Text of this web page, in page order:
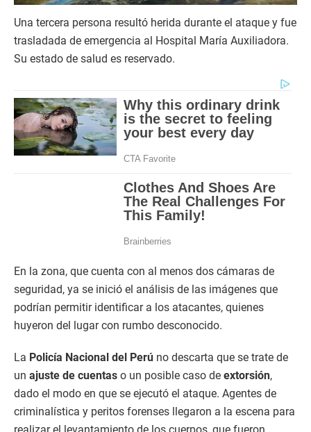
Una tercera persona resultó herida durante el ataque y fue
trasladada de emergencia al Hospital María Auxiliadora.
Su estado de salud es reservado.
En la zona, que cuenta con al menos dos cámaras de
seguridad, ya se inició el análisis de las imágenes que
podrían permitir identificar a los atacantes, quienes
huyeron del lugar con rumbo desconocido.
La Policía Nacional del Perú no descarta que se trate de
un ajuste de cuentas o un posible caso de extorsión,
dado el modo en que se ejecutó el ataque. Agentes de
criminalística y peritos forenses llegaron a la escena para
realizar el levantamiento de los cuerpos, que fueron